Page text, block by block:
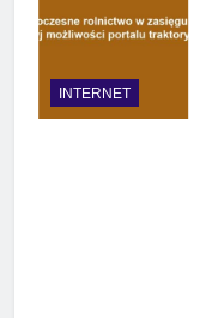
INTERNET